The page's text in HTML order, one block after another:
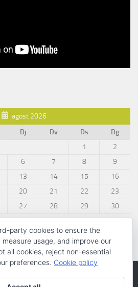
agost 2026
Dj Dv Ds
Dg
1
2
6 7 8
9
13 14 15
16
20 21 22
23
27 28 29
30
party cookies to ensure the
usage, and improve our
all cookies, reject non-essential
preferences. Cookie policy